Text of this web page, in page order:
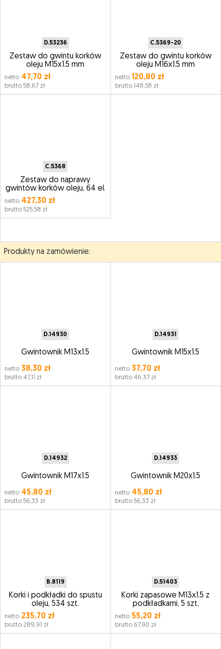
D.53236
Zestaw do gwintu korków
oleju M15x1.5 mm
netto 47,70 zł
brutto 58,67 zł
C.5369-20
Zestaw do gwintu korków
oleju M16x1.5 mm
netto120,80 zł
brutto 148,58 zł
C.5368
Zestaw do naprawy
gwintów korków oleju, 64 el.
netto 427,30 zł
brutto 525,58 zł
Produkty na zamówienie:
D.14930
Gwintownik M13x1.5
netto 38,30 zł
brutto 47,11 zł
D.14931
Gwintownik M15x1.5
netto37,70 zł
brutto 46,37 zł
D.14932
Gwintownik M17x1.5
netto 45,80 zł
brutto 56,33 zł
D.14933
Gwintownik M20x1.5
netto45,80 zł
brutto 56,33 zł
B.8119
Korki i podkładki do spustu
oleju, 534 szt.
netto 235,70 zł
brutto 289,91 zł
D.51403
Korki zapasowe M13x1.5 z
podkładkami, 5 szt.
netto55,20 zł
brutto 67,90 zł